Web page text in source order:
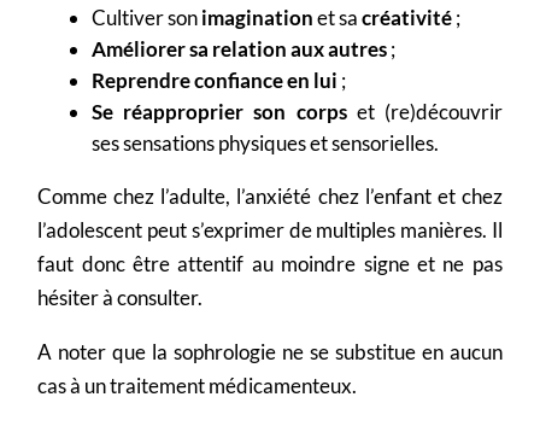
Cultiver sonimaginationet sacréativité;
Améliorer sa relation aux autres;
Reprendre confiance en lui ;
Se réapproprier son corpset (re)découvrir
ses sensations physiques et sensorielles.
Comme chez l’adulte, l’anxiété chez l’enfant et chez
l’adolescent peut s’exprimer de multiples manières. Il
faut donc être attentif au moindre signe et ne pas
hésiter à consulter.
A noter que la sophrologie ne se substitue en aucun
cas à un traitement médicamenteux.